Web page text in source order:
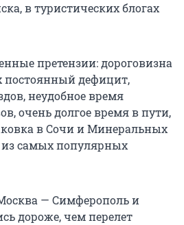
в туристических блогах
претензии: дороговизна
постоянный дефицит,
неудобное время
очень долгое время в пути,
в Сочи и Минеральных
из самых популярных
— Симферополь и
дороже, чем перелет